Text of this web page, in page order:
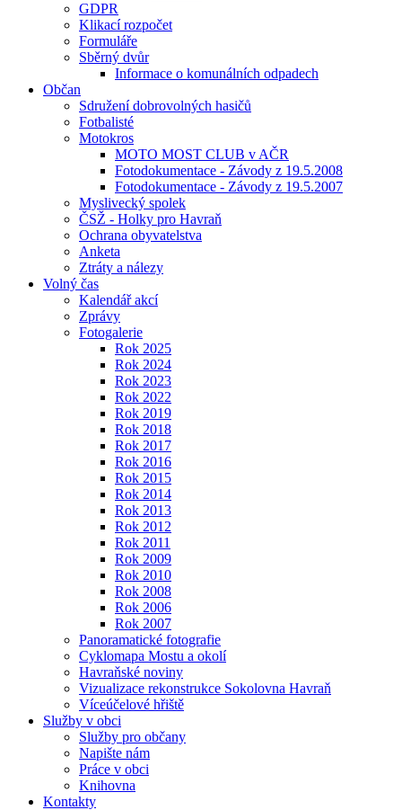
GDPR
Klikací rozpočet
Formuláře
Sběrný dvůr
Informace o komunálních odpadech
Občan
Sdružení dobrovolných hasičů
Fotbalisté
Motokros
MOTO MOST CLUB v AČR
Fotodokumentace - Závody z 19.5.2008
Fotodokumentace - Závody z 19.5.2007
Myslivecký spolek
ČSŽ - Holky pro Havraň
Ochrana obyvatelstva
Anketa
Ztráty a nálezy
Volný čas
Kalendář akcí
Zprávy
Fotogalerie
Rok 2025
Rok 2024
Rok 2023
Rok 2022
Rok 2019
Rok 2018
Rok 2017
Rok 2016
Rok 2015
Rok 2014
Rok 2013
Rok 2012
Rok 2011
Rok 2009
Rok 2010
Rok 2008
Rok 2006
Rok 2007
Panoramatické fotografie
Cyklomapa Mostu a okolí
Havraňské noviny
Vizualizace rekonstrukce Sokolovna Havraň
Víceúčelové hřiště
Služby v obci
Služby pro občany
Napište nám
Práce v obci
Knihovna
Kontakty